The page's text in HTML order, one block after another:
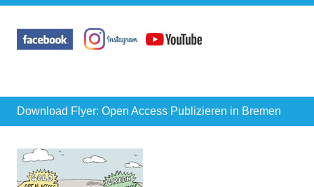
Download Flyer: Open Access Publizieren in Bremen